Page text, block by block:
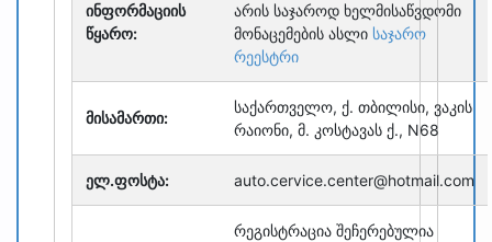
ინფორმაციის
წყარო:
არის საჯაროდ ხელმისაწვდომი
მონაცემების ასლი საჯარო
რეესტრი
მისამართი:
საქართველო, ქ. თბილისი, ვაკის
რაიონი, მ. კოსტავას ქ., N68
ელ.ფოსტა: auto.cervice.center@hotmail.com
რეგისტრაცია შეჩერებულია